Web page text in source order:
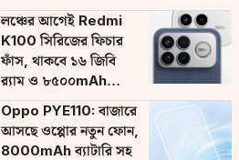
লঞ্চের আগেই Redmi
K100 সিরিজের ফিচার
ফাঁস, থাকবে ১৬ জিবি
র‌্যাম ও ৮৫০০mAh
ব্যাটারি
Oppo PYE110: বাজারে
আসছে ওপ্পোর নতুন ফোন,
8000mAh ব্যাটারি সহ